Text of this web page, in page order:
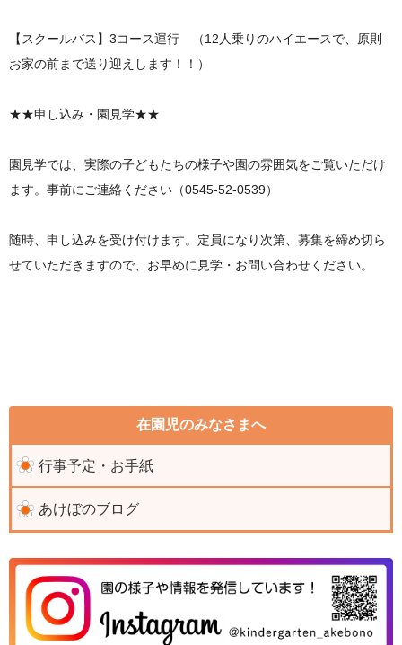
【スクールバス】3コース運行 （12人乗りのハイエースで、原則
お家の前まで送り迎えします！！）
★★申し込み・園見学★★
園見学では、実際の子どもたちの様子や園の雰囲気をご覧いただけ
ます。事前にご連絡ください（0545-52-0539）
随時、申し込みを受け付けます。定員になり次第、募集を締め切ら
せていただきますので、お早めに見学・お問い合わせください。
在園児のみなさまへ
行事予定・お手紙
あけぼのブログ